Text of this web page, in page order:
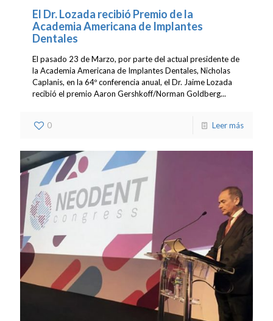
El Dr. Lozada recibió Premio de la
Academia Americana de Implantes
Dentales
El pasado 23 de Marzo, por parte del actual presidente de
la Academia Americana de Implantes Dentales, Nicholas
Caplanis, en la 64º conferencia anual, el Dr. Jaime Lozada
recibió el premio Aaron Gershkoff/Norman Goldberg...
0 Leer más